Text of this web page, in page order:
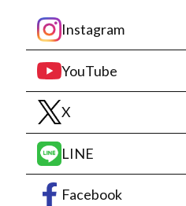
Instagram
YouTube
X
LINE
Facebook